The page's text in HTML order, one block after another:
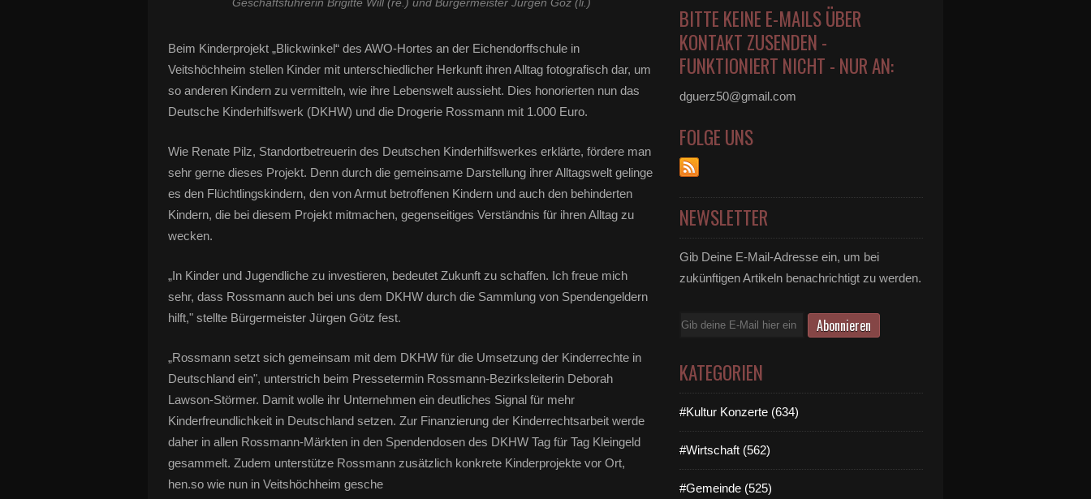
Geschäftsführerin Brigitte Will (re.) und Bürgermeister Jürgen Göz (li.)
Beim Kinderprojekt „Blickwinkel“ des AWO-Hortes an der Eichendorffschule in
Veitshöchheim stellen Kinder mit unterschiedlicher Herkunft ihren Alltag fotografisch dar, um
so anderen Kindern zu vermitteln, wie ihre Lebenswelt aussieht. Dies honorierten nun das
Deutsche Kinderhilfswerk (DKHW) und die Drogerie Rossmann mit 1.000 Euro.
Wie Renate Pilz, Standortbetreuerin des Deutschen Kinderhilfswerkes erklärte, fördere man
sehr gerne dieses Projekt. Denn durch die gemeinsame Darstellung ihrer Alltagswelt gelinge
es den Flüchtlingskindern, den von Armut betroffenen Kindern und auch den behinderten
Kindern, die bei diesem Projekt mitmachen, gegenseitiges Verständnis für ihren Alltag zu
wecken.
„In Kinder und Jugendliche zu investieren, bedeutet Zukunft zu schaffen. Ich freue mich
sehr, dass Rossmann auch bei uns dem DKHW durch die Sammlung von Spendengeldern
hilft," stellte Bürgermeister Jürgen Götz fest.
„Rossmann setzt sich gemeinsam mit dem DKHW für die Umsetzung der Kinderrechte in
Deutschland ein", unterstrich beim Pressetermin Rossmann-Bezirksleiterin Deborah
Lawson-Störmer. Damit wolle ihr Unternehmen ein deutliches Signal für mehr
Kinderfreundlichkeit in Deutschland setzen. Zur Finanzierung der Kinderrechtsarbeit werde
daher in allen Rossmann-Märkten in den Spendendosen des DKHW Tag für Tag Kleingeld
gesammelt. Zudem unterstütze Rossmann zusätzlich konkrete Kinderprojekte vor Ort,
hen.so wie nun in Veitshöchheim gesche
BITTE KEINE E-MAILS ÜBER
KONTAKT ZUSENDEN -
FUNKTIONIERT NICHT - NUR AN:
dguerz50@gmail.com
FOLGE UNS
NEWSLETTER
Gib Deine E-Mail-Adresse ein, um bei
zukünftigen Artikeln benachrichtigt zu werden.
E-
KATEGORIEN
#Kultur Konzerte (634)
#Wirtschaft (562)
#Gemeinde (525)